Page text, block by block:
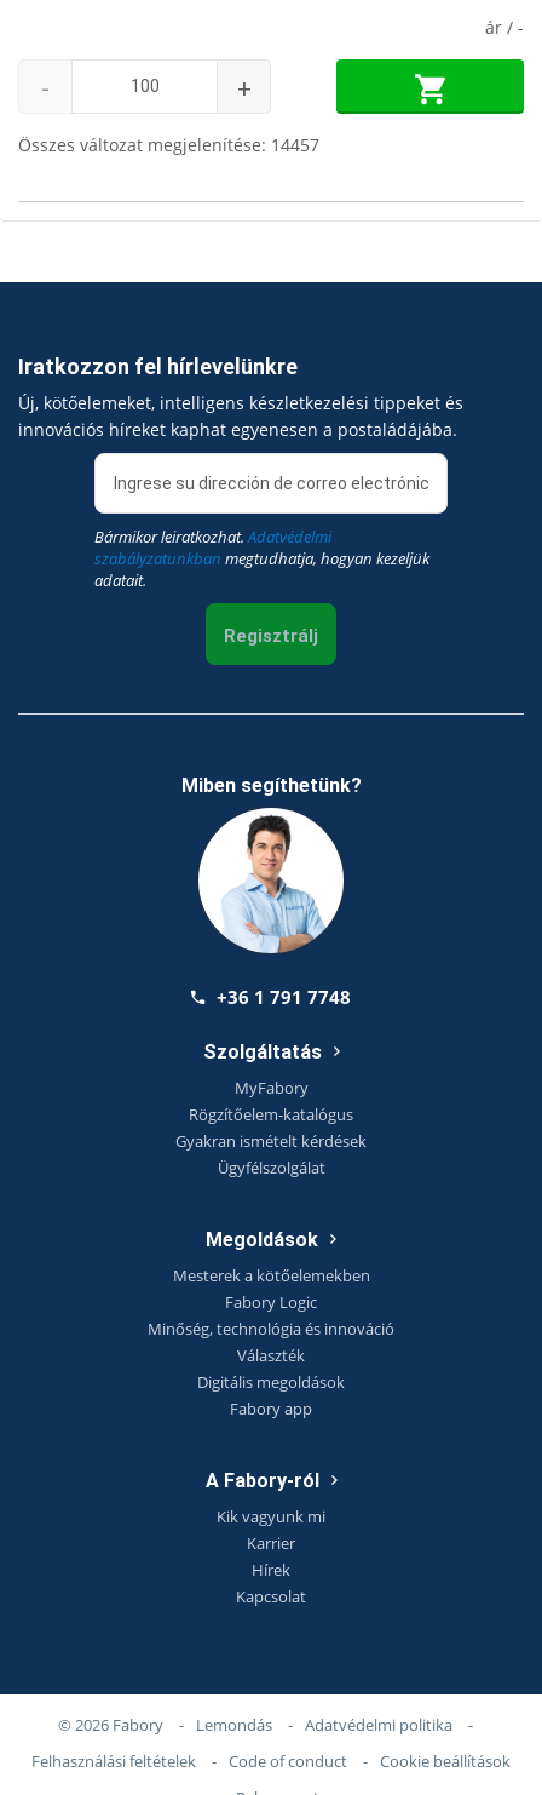
ár / -
- +
Összes változat megjelenítése: 14457
Iratkozzon fel hírlevelünkre
Új, kötőelemeket, intelligens készletkezelési tippeket és
innovációs híreket kaphat egyenesen a postaládájába.
Bármikor leiratkozhat.Adatvédelmi
szabályzatunkban megtudhatja, hogyan kezeljük
adatait.
Regisztrálj
Miben segíthetünk?
+36 1 791 7748
Szolgáltatás
MyFabory
Rögzítőelem-katalógus
Gyakran ismételt kérdések
Ügyfélszolgálat
Megoldások
Mesterek a kötőelemekben
Fabory Logic
Minőség, technológia és innováció
Választék
Digitális megoldások
Fabory app
A Fabory-ról
Kik vagyunk mi
Karrier
Hírek
Kapcsolat
© 2026 Fabory - Lemondás - Adatvédelmi politika
-
Felhasználási feltételek
- Code of conduct - Cookie beállítások